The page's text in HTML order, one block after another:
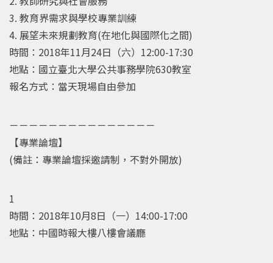
3. 教育界需求與學校專業訓練
4. 展望未來規劃教育(在地化與國際化之間)
時間：2018年11月24日（六）12:00-17:30
地點：國立臺北大學公共事務學院630教室
報名方式：當天現場自由參加
－－－－－－－－－－－－－－－
【專業論壇】
(備註：專業論壇採邀請制，不對外開放)
1
時間：2018年10月8日（一）14:00-17:00
地點：中國時報大樓八樓會議廳